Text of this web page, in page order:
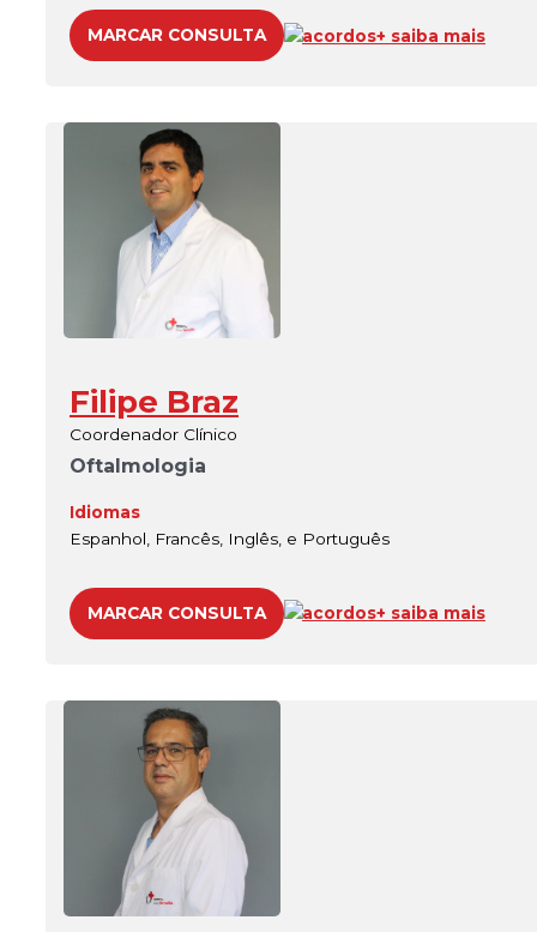
MARCAR CONSULTA acordos+ saiba mais
Filipe Braz
Coordenador Clínico
Oftalmologia
Idiomas
Espanhol, Francês, Inglês, e Português
MARCAR CONSULTA acordos+ saiba mais